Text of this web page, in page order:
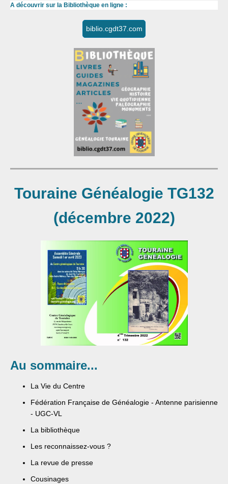
A découvrir sur la Bibliothèque en ligne :
biblio.cgdt37.com
Touraine Généalogie TG132
(décembre 2022)
Au sommaire...
La Vie du Centre
Fédération Française de Généalogie - Antenne parisienne
- UGC-VL
La bibliothèque
Les reconnaissez-vous ?
La revue de presse
Cousinages